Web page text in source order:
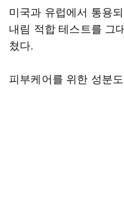
미국과 유럽에서 통용
내림 적합 테스트를 그
쳤다.
피부케어를 위한 성분